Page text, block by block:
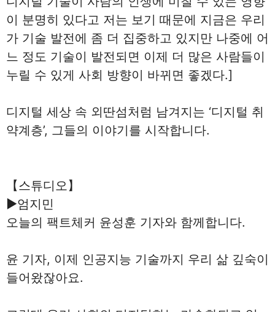
이 분명히 있다고 저는 보기 때문에 지금은 우리
가 기술 발전에 좀 더 집중하고 있지만 나중에 어
느 정도 기술이 발전되면 이제 더 많은 사람들이
누릴 수 있게 사회 방향이 바뀌면 좋겠다.]
디지털 세상 속 외딴섬처럼 남겨지는 ‘디지털 취
약계층’, 그들의 이야기를 시작합니다.
【스튜디오】
▶엄지민
오늘의 팩트체커 윤성훈 기자와 함께합니다.
윤 기자, 이제 인공지능 기술까지 우리 삶 깊숙이
들어왔잖아요.